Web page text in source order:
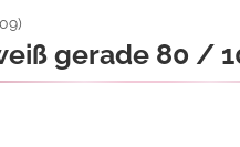
)
gerade 80 /